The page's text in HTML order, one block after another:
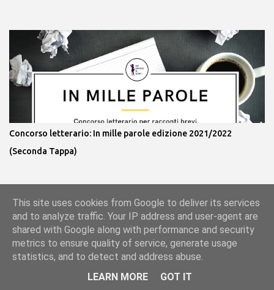
Concorso letterario: In mille parole edizione 2021/2022
(Seconda Tappa)
Powered by Blogger
This site uses cookies from Google to deliver its services
and to analyze traffic. Your IP address and user-agent are
shared with Google along with performance and security
metrics to ensure quality of service, generate usage
statistics, and to detect and address abuse.
LEARN MORE
GOT IT